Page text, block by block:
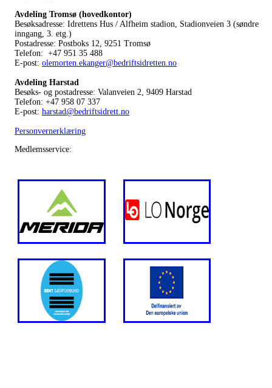
Avdeling Tromsø (hovedkontor)
Besøksadresse: Idrettens Hus / Alfheim stadion, Stadionveien 3 (søndre
inngang, 3. etg.)
Postadresse: Postboks 12, 9251 Tromsø
Telefon: +47 951 35 488
E-post: olemorten.ekanger@bedriftsidretten.no
Avdeling Harstad
Besøks- og postadresse: Valanveien 2, 9409 Harstad
Telefon: +47 958 07 337
E-post: harstad@bedriftsidrett.no
Personvernerklæring
Medlemsservice: